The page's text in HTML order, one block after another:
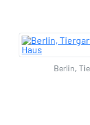
Berlin,